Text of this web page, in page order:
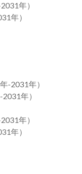
年）
年）
-2031年）
年）
年）
年）